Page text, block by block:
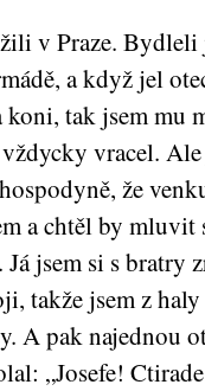
v Praze. Bydleli
a když jel
koni, tak jsem mu
vždycky vracel.
že
a chtěl by mluvit
jsem si s bratry
takže jsem z
A pak najednou
„Josefe!